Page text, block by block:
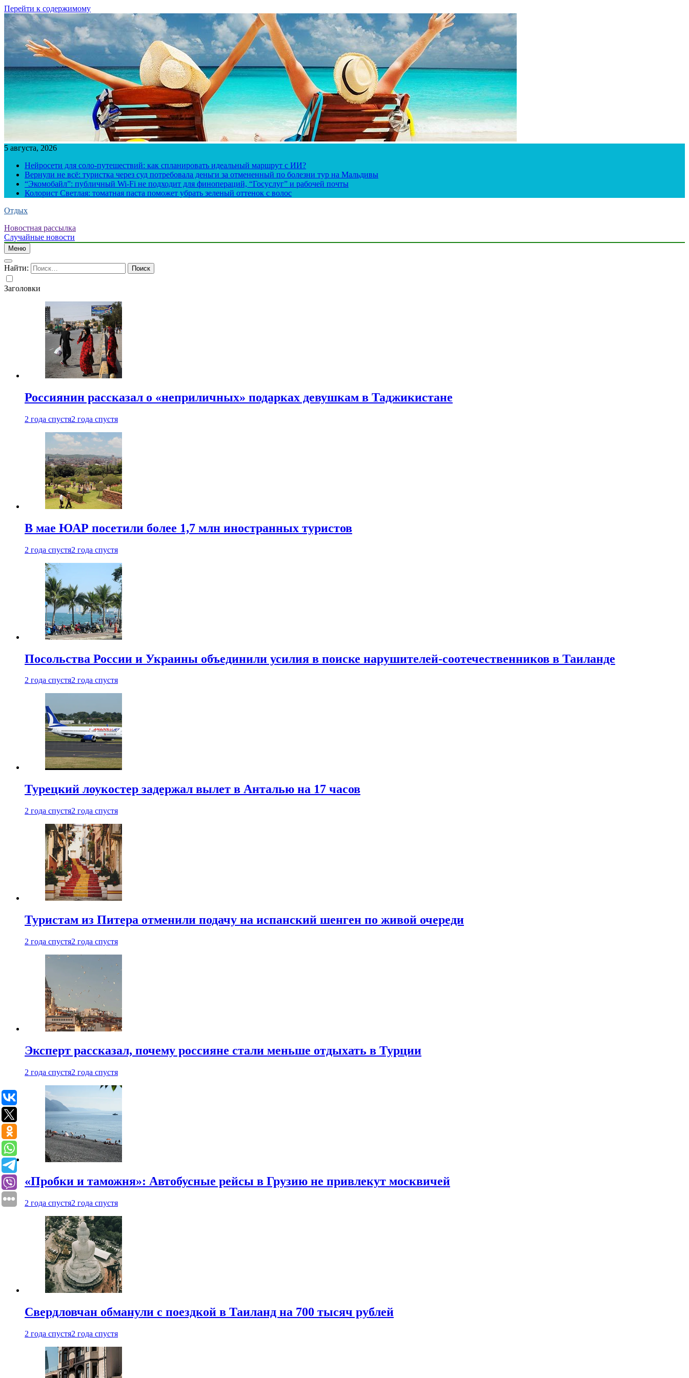
Перейти к содержимому
5 августа, 2026
Нейросети для соло-путешествий: как спланировать идеальный маршрут с ИИ?
Вернули не всё: туристка через суд потребовала деньги за отмененный по болезни тур на Мальдивы
“Экомобайл”: публичный Wi-Fi не подходит для финопераций, “Госуслуг” и рабочей почты
Колорист Светлая: томатная паста поможет убрать зеленый оттенок с волос
Отдых
Новостная рассылка
Случайные новости
Меню
Найти:
Заголовки
Россиянин рассказал о «неприличных» подарках девушкам в Таджикистане
2 года спустя2 года спустя
В мае ЮАР посетили более 1,7 млн иностранных туристов
2 года спустя2 года спустя
Посольства России и Украины объединили усилия в поиске нарушителей-соотечественников в Таиланде
2 года спустя2 года спустя
Турецкий лоукостер задержал вылет в Анталью на 17 часов
2 года спустя2 года спустя
Туристам из Питера отменили подачу на испанский шенген по живой очереди
2 года спустя2 года спустя
Эксперт рассказал, почему россияне стали меньше отдыхать в Турции
2 года спустя2 года спустя
«Пробки и таможня»: Автобусные рейсы в Грузию не привлекут москвичей
2 года спустя2 года спустя
Свердловчан обманули с поездкой в Таиланд на 700 тысяч рублей
2 года спустя2 года спустя